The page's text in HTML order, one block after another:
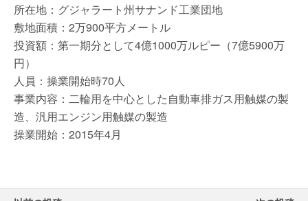
所在地：グジャラート州サナンド工業団地
敷地面積：2万900平方メートル
投資額：第一期分として4億1000万ルピー（7億5900万
円）
人員：操業開始時70人
事業内容：二輪用を中心とした自動車排ガス用触媒の製
造、汎用エンジン用触媒の製造
操業開始：2015年4月